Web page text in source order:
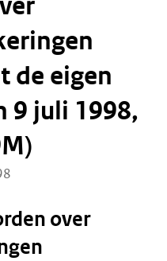
de eigen
9 juli 1998,
over